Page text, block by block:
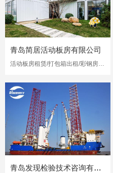
青岛简居活动板房有限公司
活动板房租赁/打包箱出租/彩钢房出租
青岛发现检验技术咨询有限公司